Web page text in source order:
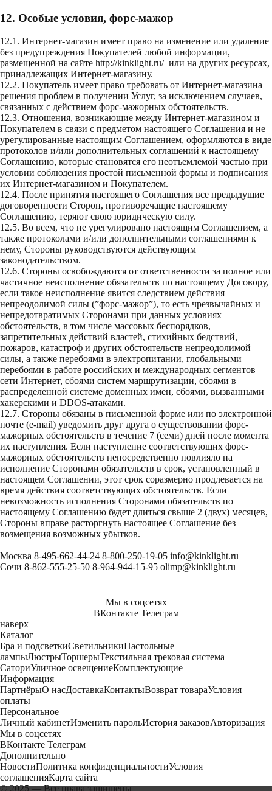
12. Особые условия, форс-мажор
12.1. Интернет-магазин имеет право на изменение или удаление
без предупреждения Покупателей любой информации,
размещенной на сайте http://kinklight.ru/или на других ресурсах,
принадлежащих Интернет-магазину.
12.2. Покупатель имеет право требовать от Интернет-магазина
решения проблем в получении Услуг, за исключением случаев,
связанных с действием форс-мажорных обстоятельств.
12.3. Отношения, возникающие между Интернет-магазином и
Покупателем в связи с предметом настоящего Соглашения и не
урегулированные настоящим Соглашением, оформляются в виде
протоколов и/или дополнительных соглашений к настоящему
Соглашению, которые становятся его неотъемлемой частью при
условии соблюдения простой письменной формы и подписания
их Интернет-магазином и Покупателем.
12.4. После принятия настоящего Соглашения все предыдущие
договоренности Сторон, противоречащие настоящему
Соглашению, теряют свою юридическую силу.
12.5. Во всем, что не урегулировано настоящим Соглашением, а
также протоколами и/или дополнительными соглашениями к
нему, Стороны руководствуются действующим
законодательством.
12.6. Стороны освобождаются от ответственности за полное или
частичное неисполнение обязательств по настоящему Договору,
если такое неисполнение явится следствием действия
непреодолимой силы (”форс-мажор”), то есть чрезвычайных и
непредотвратимых Сторонами при данных условиях
обстоятельств, в том числе массовых беспорядков,
запретительных действий властей, стихийных бедствий,
пожаров, катастроф и других обстоятельств непреодолимой
силы, а также перебоями в электропитании, глобальными
перебоями в работе российских и международных сегментов
сети Интернет, сбоями систем маршрутизации, сбоями в
распределенной системе доменных имен, сбоями, вызванными
хакерскими и DDOS-атаками.
12.7. Стороны обязаны в письменной форме или по электронной
почте (e-mail) уведомить друг друга о существовании форс-
мажорных обстоятельств в течение 7 (семи) дней после момента
их наступления. Если наступление соответствующих форс-
мажорных обстоятельств непосредственно повлияло на
исполнение Сторонами обязательств в срок, установленный в
настоящем Соглашении, этот срок соразмерно продлевается на
время действия соответствующих обстоятельств. Если
невозможность исполнения Сторонами обязательств по
настоящему Соглашению будет длиться свыше 2 (двух) месяцев,
Стороны вправе расторгнуть настоящее Соглашение без
возмещения возможных убытков.
Москва 8-495-662-44-24 8-800-250-19-05 info@kinklight.ru
Сочи 8-862-555-25-50 8-964-944-15-95 olimp@kinklight.ru
Мы в соцсетях
ВКонтакте Телеграм
наверх
Каталог
Бра и подсветкиСветильникиНастольные
лампыЛюстрыТоршерыТекстильная трековая система
СаториУличное освещениеКомплектующие
Информация
ПартнёрыО насДоставкаКонтактыВозврат товараУсловия
оплаты
Персональное
Личный кабинетИзменить парольИстория заказовАвторизация
Мы в соцсетях
ВКонтакте Телеграм
Дополнительно
НовостиПолитика конфиденциальностиУсловия
соглашенияКарта сайта
© 2025 — Все права защищены